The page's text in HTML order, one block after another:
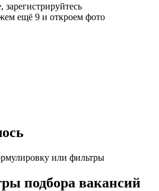
ещё 9 и откроем фото
или фильтры
подбора вакансий